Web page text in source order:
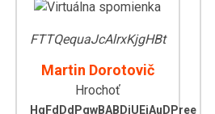
FTTQequaJcAlrxKjgHBt
Martin Dorotovič
Hrochoť
HqFdDdPgwBABDjUEjAuDPree